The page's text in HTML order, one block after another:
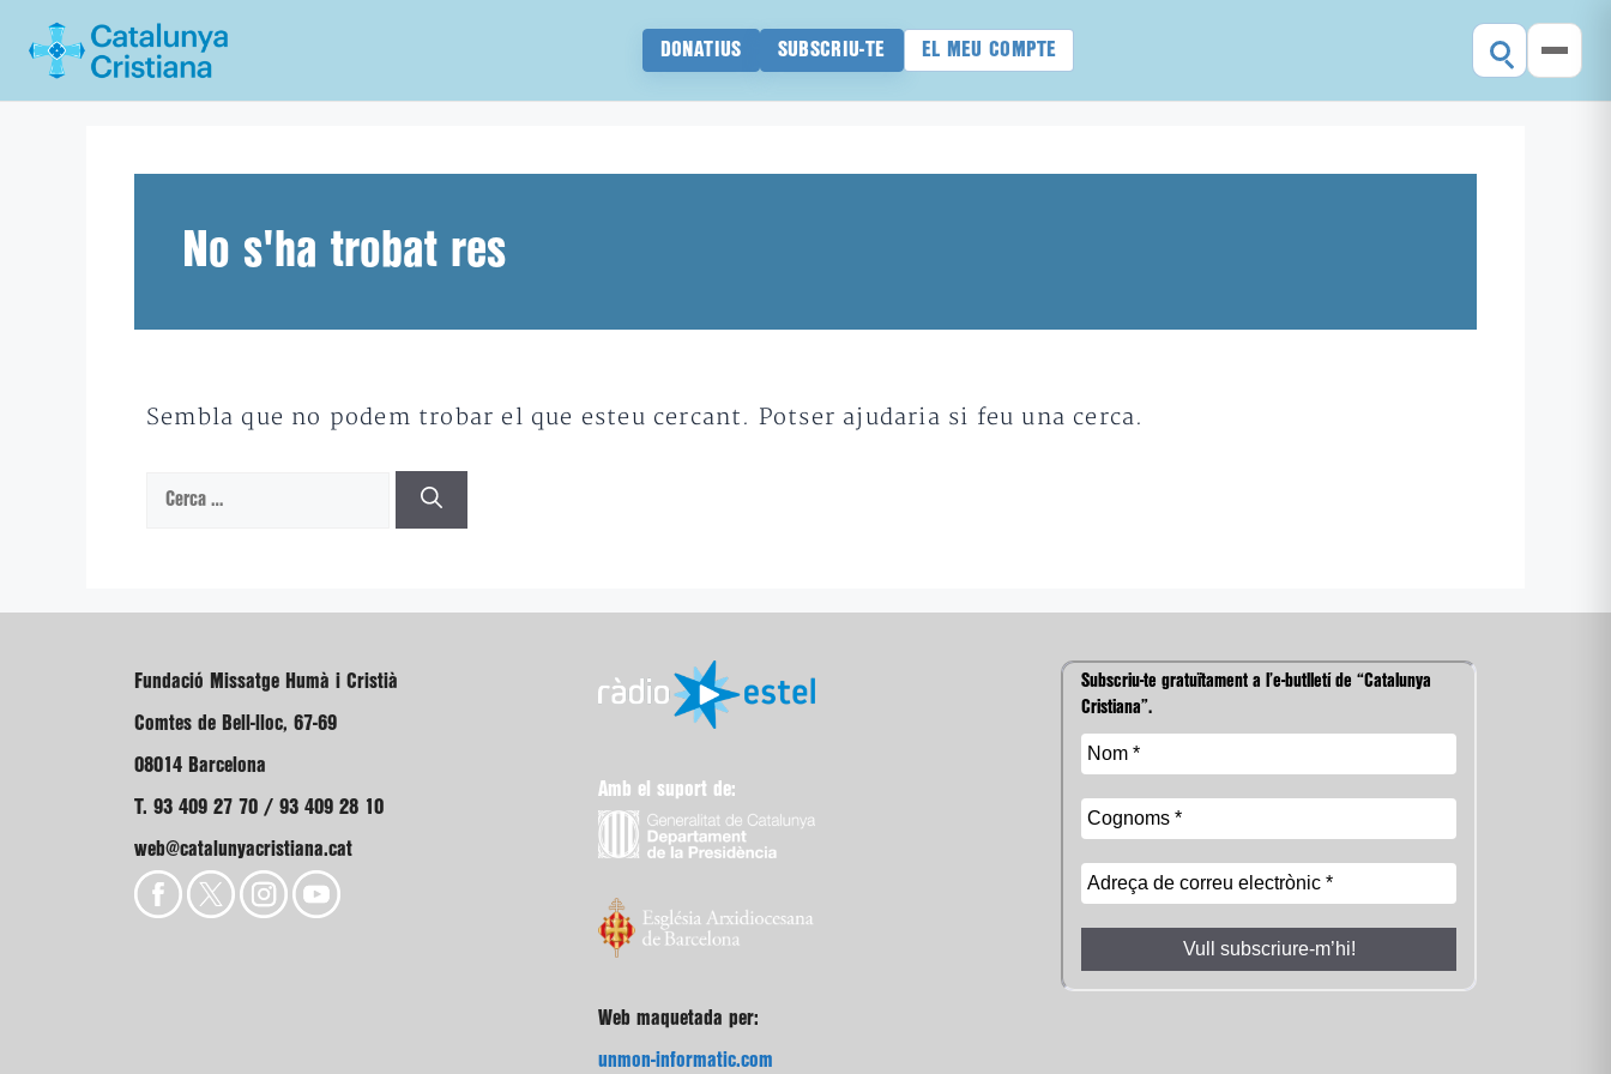
DONATIUS SUBSCRIU-TE EL MEU COMPTE
No s'ha trobat res
Sembla que no podem trobar el que esteu cercant. Potser ajudaria si feu una cerca.
Cerca:
Fundació Missatge Humà i Cristià
Comtes de Bell-lloc, 67-69
08014 Barcelona
T. 93 409 27 70 / 93 409 28 10
web@catalunyacristiana.cat
Amb el suport de:
Web maquetada per:
unmon-informatic.com
Subscriu-te gratuïtament a l’e-butlletí de “Catalunya
Cristiana”.